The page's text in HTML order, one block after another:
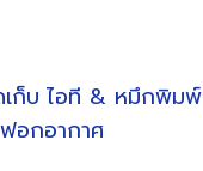
ก็บ ไอที & หมึกพิมพ์
อกอากาศ